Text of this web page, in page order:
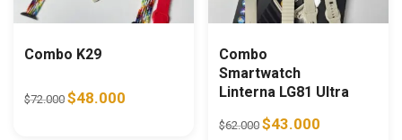
Combo K29
$72.000 Original price was: $72.000.
$48.000 Current price is: $48.000.
Combo
Smartwatch
Linterna LG81 Ultra
$62.000 Original price was:
$43.000